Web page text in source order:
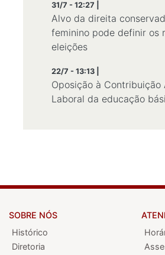
31/7 - 12:27 |
Alvo da direita
feminino pode definir os
eleições
22/7 - 13:13 |
Oposição à Contribuição
Laboral da educação
SOBRE NÓS
Histórico
Diretoria